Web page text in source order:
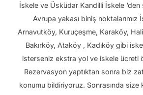
İskele ve Üsküdar Kandilli İskele ‘den
Avrupa yakası biniş noktalarımız
Arnavutköy, Kuruçeşme, Karaköy,
Bakırköy, Ataköy , Kadıköy gibi
isterseniz ekstra yol ve iskele ücreti
Rezervasyon yaptıktan sonra biz
konumu bildiriyoruz. Sonrasında size